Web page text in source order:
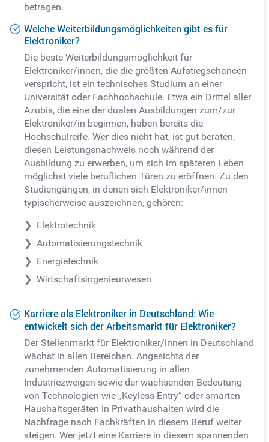
betragen.
Welche Weiterbildungsmöglichkeiten gibt es für
Elektroniker?
Die beste Weiterbildungsmöglichkeit für
Elektroniker/innen, die die größten Aufstiegschancen
verspricht, ist ein technisches Studium an einer
Universität oder Fachhochschule. Etwa ein Drittel aller
Azubis, die eine der dualen Ausbildungen zum/zur
Elektroniker/in beginnen, haben bereits die
Hochschulreife. Wer dies nicht hat, ist gut beraten,
diesen Leistungsnachweis noch während der
Ausbildung zu erwerben, um sich im späteren Leben
möglichst viele beruflichen Türen zu eröffnen. Zu den
Studiengängen, in denen sich Elektroniker/innen
typischerweise auszeichnen, gehören:
Elektrotechnik
Automatisierungstechnik
Energietechnik
Wirtschaftsingenieurwesen
Karriere als Elektroniker in Deutschland: Wie
entwickelt sich der Arbeitsmarkt für Elektroniker?
Der Stellenmarkt für Elektroniker/innen in Deutschland
wächst in allen Bereichen. Angesichts der
zunehmenden Automatisierung in allen
Industriezweigen sowie der wachsenden Bedeutung
von Technologien wie „Keyless-Entry“ oder smarten
Haushaltsgeräten in Privathaushalten wird die
Nachfrage nach Fachkräften in diesem Beruf weiter
steigen. Wer jetzt eine Karriere in diesem spannenden